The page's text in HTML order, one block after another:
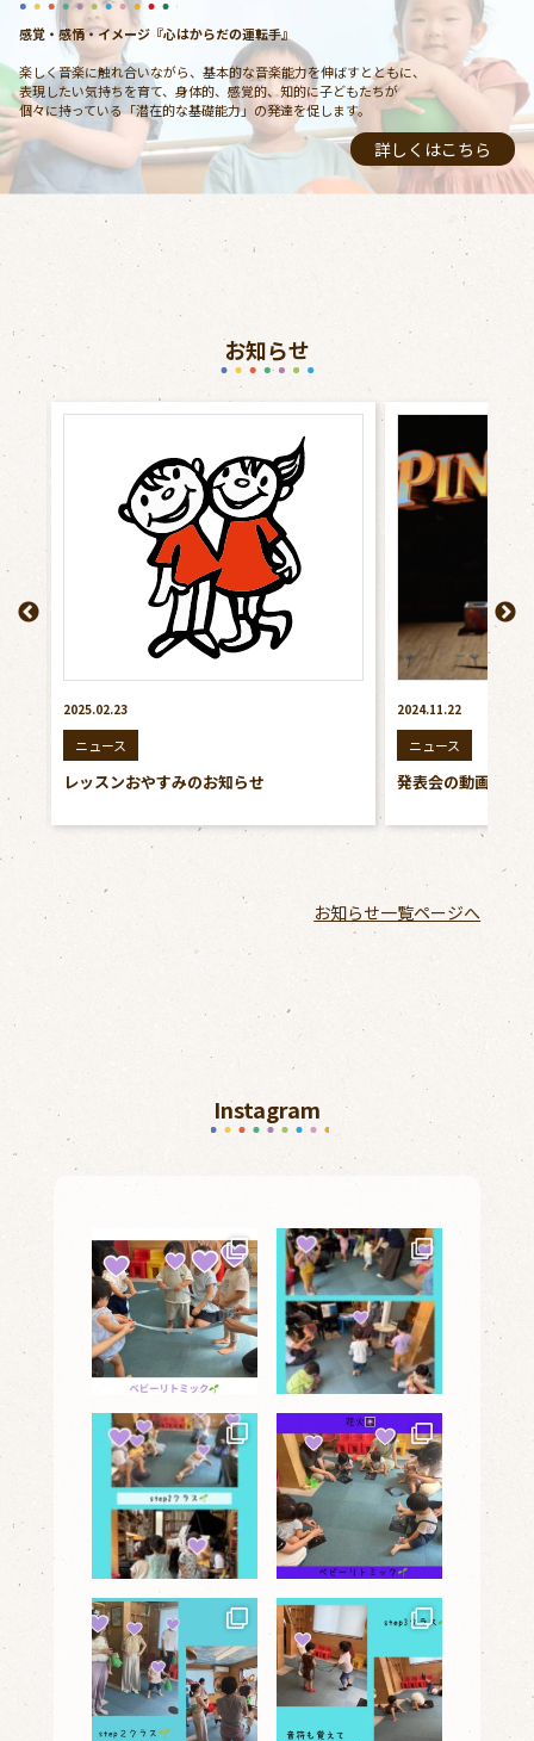
感覚・感情・イメージ『心はからだの運転手』
楽しく音楽に触れ合いながら、基本的な音楽能力を伸ばすとともに、
表現したい気持ちを育て、身体的、感覚的、知的に子どもたちが
個々に持っている「潜在的な基礎能力」の発達を促します。
詳しくはこちら
お知らせ
2024.11.22
ニュース
発表会の動画をアップしました
2024.09.07
ニュース
雑誌LEEに掲載さ
お知らせ一覧ページへ
Instagram